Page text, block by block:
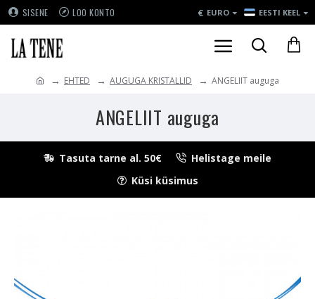
SISENE LOO KONTO € EURO EESTI KEEL
EHTED AUGUGA KRISTALLID ANGELIIT auguga
ANGELIIT auguga
Tasuta tarne al. 50€
Helistage meile
Küsi küsimus